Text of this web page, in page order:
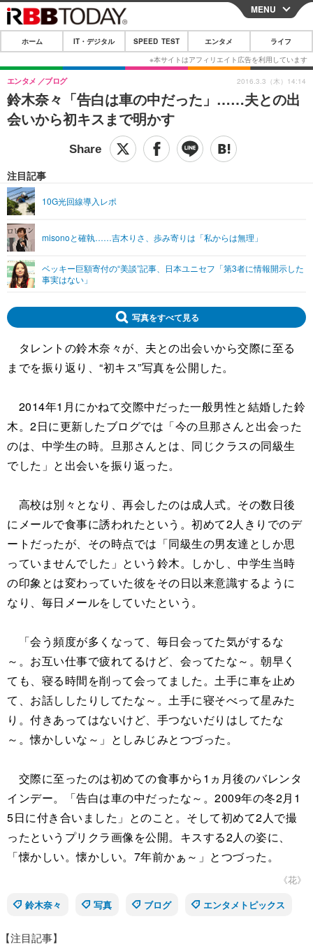
CLOSE
ホーム
IT・デジタル
IT・デジタルTOP スマートフォン
その他
SPEED TEST
映画・ドラマ
グラビア ブログ
ショッピング その他
ライフTOP
リリース一覧
プッシュ通知の停止方法
MENU
ホーム IT・デジタル SPEED TEST エンタメ ライフ
鈴木奈々「告白は車の中だった」……夫との出
会いから初キスまで明かす
エンタメ ブログ
注目記事
10G光回線導入レポ
misonoと確執……吉木りさ、歩み寄りは「私からは無理」
ベッキー巨額寄付の“美談”記事、日本ユニセフ「第3者に情報開示した
事実はない」
2016.3.3（木）14:14
写真をすべて見る
タレントの鈴木奈々が、夫との出会いから交際に至る
までを振り返り、“初キス”写真を公開した。
2014年1月にかねて交際中だった一般男性と結婚した鈴
木。2日に更新したブログでは「今の旦那さんと出会った
のは、中学生の時。旦那さんとは、同じクラスの同級生
でした」と出会いを振り返った。
高校は別々となり、再会したのは成人式。その数日後
にメールで食事に誘われたという。初めて2人きりでのデ
ートだったが、その時点では「同級生の男友達としか思
っていませんでした」という鈴木。しかし、中学生当時
の印象とは変わっていた彼をその日以来意識するように
なり、毎日メールをしていたという。
「会う頻度が多くなって、毎日会ってた気がするな
～。お互い仕事で疲れてるけど、会ってたな～。朝早く
ても、寝る時間を削って会ってました。土手に車を止め
て、お話ししたりしてたな～。土手に寝そべって星みた
り。付きあってはないけど、手つないだりはしてたな
～。懐かしいな～」としみじみとつづった。
交際に至ったのは初めての食事から1ヵ月後のバレンタ
インデー。「告白は車の中だったな～。2009年の冬2月1
5日に付き合いました」とのこと。そして初めて2人で撮
ったというプリクラ画像を公開。キスする2人の姿に、
「懐かしい。懐かしい。7年前かぁ～」とつづった。
《花》
鈴木奈々
写真 ブログ エンタメトピックス
【注目記事】